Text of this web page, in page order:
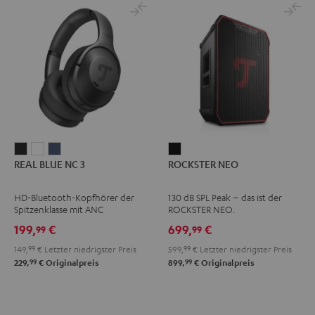
BLUE
3
Night
Black
BLUE
3
Pearl
White
BLUE
3
Steel
REAL BLUE NC 3
HD-Bluetooth-Kopfhörer der
Spitzenklasse mit ANC
199,99 €
149, 99 € Letzter niedrigster Preis
229,99 € Originalpreis
NEO
ROCKSTER NEO
130 dB SPL Peak – das ist der
ROCKSTER NEO.
699,99 €
599, 99 € Letzter niedrigster Preis
899,99 € Originalpreis